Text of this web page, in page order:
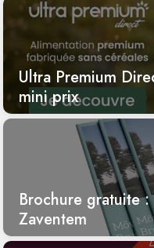
Ultra Premium
mini prix
Brochure gratuite
Zaventem